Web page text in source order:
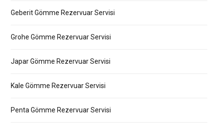
Geberit Gömme Rezervuar Servisi
Grohe Gömme Rezervuar Servisi
Japar Gömme Rezervuar Servisi
Kale Gömme Rezervuar Servisi
Penta Gömme Rezervuar Servisi